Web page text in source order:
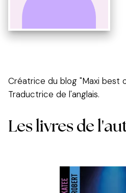
Créatrice du blog "Maxi best
Traductrice de l'anglais.
Les livres de